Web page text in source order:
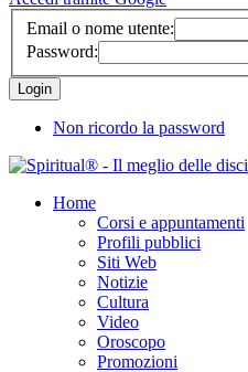
Email o nome utente:
Password:
Non ricordo la password
Home
Corsi e appuntamenti
Profili pubblici
Siti Web
Notizie
Cultura
Video
Oroscopo
Promozioni